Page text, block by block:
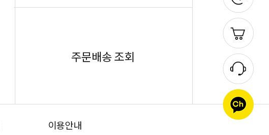
주문배송 조회
이용안내